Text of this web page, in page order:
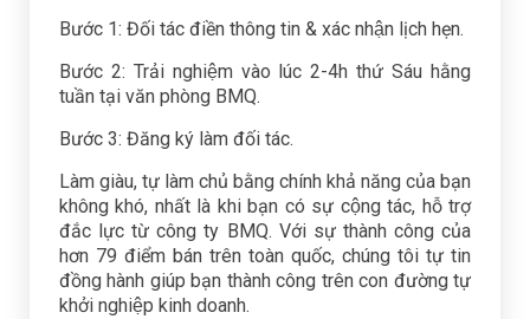
Bước 1: Đối tác điền thông tin & xác nhận lịch hẹn.
Bước 2: Trải nghiệm vào lúc 2-4h thứ Sáu hằng
tuần tại văn phòng BMQ.
Bước 3: Đăng ký làm đối tác.
Làm giàu, tự làm chủ bằng chính khả năng của bạn
không khó, nhất là khi bạn có sự cộng tác, hỗ trợ
đắc lực từ công ty BMQ. Với sự thành công của
hơn 79 điểm bán trên toàn quốc, chúng tôi tự tin
đồng hành giúp bạn thành công trên con đường tự
khởi nghiệp kinh doanh.